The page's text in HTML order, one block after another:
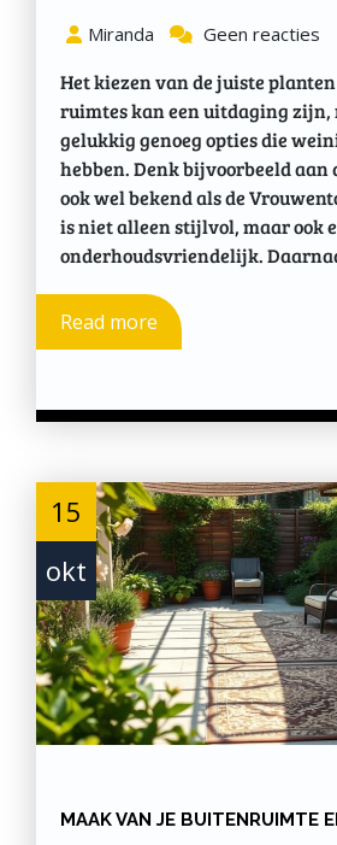
Miranda Geen reacties
Het kiezen van de juiste
ruimtes kan een uitdaging zijn,
gelukkig genoeg opties die
hebben. Denk bijvoorbeeld aan
ook wel bekend als de
is niet alleen stijlvol, maar ook
onderhoudsvriendelijk.
Read more
15
okt
MAAK VAN JE BUITENRUIMTE